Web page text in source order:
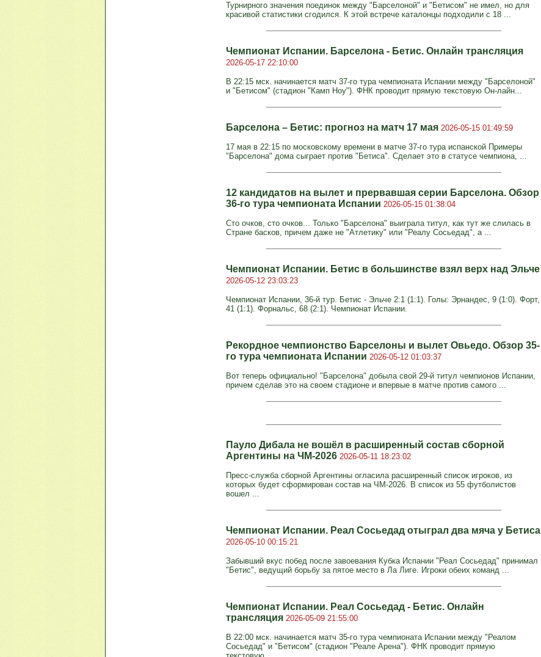
Турнирного значения поединок между "Барселоной" и "Бетисом" не имел, но для
красивой статистики сгодился. К этой встрече каталонцы подходили с 18 ...
Чемпионат Испании. Барселона - Бетис. Онлайн трансляция
2026-05-17 22:10:00
В 22:15 мск. начинается матч 37-го тура чемпионата Испании между "Барселоной"
и "Бетисом" (стадион "Камп Ноу"). ФНК проводит прямую текстовую Он-лайн...
Барселона – Бетис: прогноз на матч 17 мая 2026-05-15 01:49:59
17 мая в 22:15 по московскому времени в матче 37-го тура испанской Примеры
"Барселона" дома сыграет против "Бетиса". Сделает это в статусе чемпиона, ...
12 кандидатов на вылет и прервавшая серии Барселона. Обзор
36-го тура чемпионата Испании 2026-05-15 01:38:04
Сто очков, сто очков... Только "Барселона" выиграла титул, как тут же слилась в
Стране басков, причем даже не "Атлетику" или "Реалу Сосьедад", а ...
Чемпионат Испании. Бетис в большинстве взял верх над Эльче
2026-05-12 23:03:23
Чемпионат Испании, 36-й тур. Бетис - Эльче 2:1 (1:1). Голы: Эрнандес, 9 (1:0). Форт,
41 (1:1). Форнальс, 68 (2:1). Чемпионат Испании.
Рекордное чемпионство Барселоны и вылет Овьедо. Обзор 35-
го тура чемпионата Испании 2026-05-12 01:03:37
Вот теперь официально! "Барселона" добыла свой 29-й титул чемпионов Испании,
причем сделав это на своем стадионе и впервые в матче против самого ...
Пауло Дибала не вошёл в расширенный состав сборной
Аргентины на ЧМ-2026 2026-05-11 18:23:02
Пресс-служба сборной Аргентины огласила расширенный список игроков, из
которых будет сформирован состав на ЧМ-2026. В список из 55 футболистов
вошел ...
Чемпионат Испании. Реал Сосьедад отыграл два мяча у Бетиса
2026-05-10 00:15:21
Забывший вкус побед после завоевания Кубка Испании "Реал Сосьедад" принимал
"Бетис", ведущий борьбу за пятое место в Ла Лиге. Игроки обеих команд ...
Чемпионат Испании. Реал Сосьедад - Бетис. Онлайн
трансляция 2026-05-09 21:55:00
В 22:00 мск. начинается матч 35-го тура чемпионата Испании между "Реалом
Сосьедад" и "Бетисом" (стадион "Реале Арена"). ФНК проводит прямую